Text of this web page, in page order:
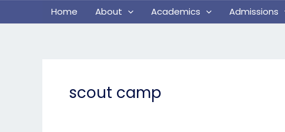
Home About Academics Admissions
scout camp